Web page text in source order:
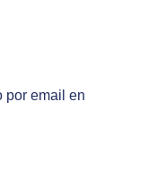
por email en